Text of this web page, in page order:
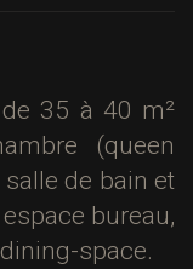
35 à 40 m²
(queen
de bain et
bureau,
space.